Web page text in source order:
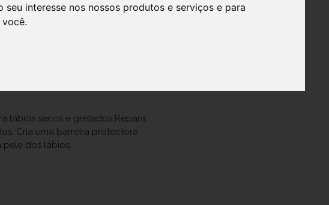
seu interesse nos nossos produtos e serviços e para
você.10Ml
lábios secos e gretados Repara,
Cria uma barreira protectora
dos lábios.